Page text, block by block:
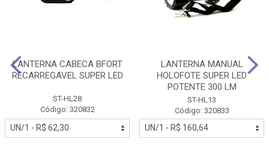
LANTERNA CABECA BFORT
RECARREGAVEL SUPER LED
ST-HL28
Código: 320832
LANTERNA MANUAL
HOLOFOTE SUPER LED
POTENTE 300 LM
ST-HL13
Código: 320833